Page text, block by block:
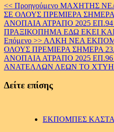
Continue
Reading
<< Προηγούμενο ΜΑΧΗΤΗΣ
ΣΕ ΟΛΟΥΣ ΠΡΕΜΙΕΡΑ
ΑΝΟΠΑΙΑ ΑΤΡΑΠΟ 2025
ΠΡΑΞΙΚΟΠΗΜΑ ΕΔΩ ΕΚΕΙ
Επόμενο >> ΑΛΚΗ ΝΕΑ
ΟΛΟΥΣ ΠΡΕΜΙΕΡΑ ΣΗΜΕΡΑ
ΑΝΟΠΑΙΑ ΑΤΡΑΠΟ 2025
ΑΝΑΤΕΛΛΩΝ ΛΕΩΝ ΤΟ
Δείτε επίσης
ΕΚΠΟΜΠΕΣ